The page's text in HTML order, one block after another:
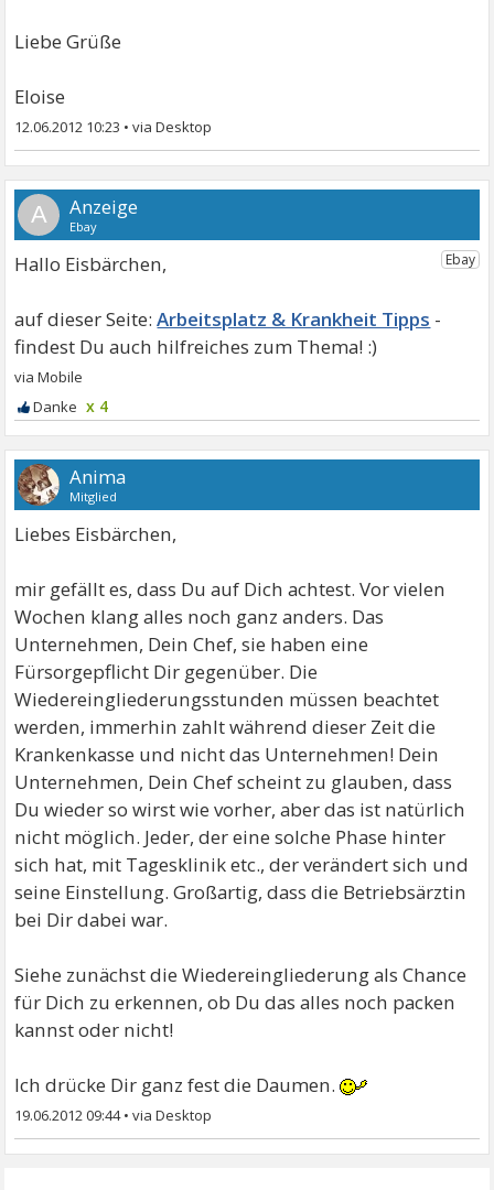
Liebe Grüße
Eloise
12.06.2012 10:23 •
A
Hallo Eisbärchen,
Arbeitsplatz & Krankheit Tipps
x 4
Anima
Mitglied
Liebes Eisbärchen,
mir gefällt es, dass Du auf Dich achtest. Vor vielen
Wochen klang alles noch ganz anders. Das
Unternehmen, Dein Chef, sie haben eine
Fürsorgepflicht Dir gegenüber. Die
Wiedereingliederungsstunden müssen beachtet
werden, immerhin zahlt während dieser Zeit die
Krankenkasse und nicht das Unternehmen! Dein
Unternehmen, Dein Chef scheint zu glauben, dass
Du wieder so wirst wie vorher, aber das ist natürlich
nicht möglich. Jeder, der eine solche Phase hinter
sich hat, mit Tagesklinik etc., der verändert sich und
seine Einstellung. Großartig, dass die Betriebsärztin
bei Dir dabei war.
Siehe zunächst die Wiedereingliederung als Chance
für Dich zu erkennen, ob Du das alles noch packen
kannst oder nicht!
Ich drücke Dir ganz fest die Daumen.
19.06.2012 09:44•